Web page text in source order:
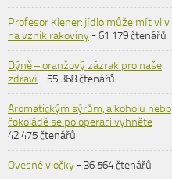
Profesor Klener: jídlo může mít vliv
na vznik rakoviny- 61 179 čtenářů
Dýně – oranžový zázrak pro naše
zdraví- 55 368 čtenářů
Aromatickým sýrům, alkoholu nebo
čokoládě se po operaci vyhněte-
42 475 čtenářů
Ovesné vločky- 36 564 čtenářů